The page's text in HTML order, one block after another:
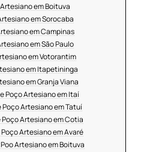
em Boituva
em Sorocaba
em Campinas
em São Paulo
em Votorantim
em Itapetininga
em Granja Viana
Poço Artesiano em Itaí
Poço Artesiano em Tatuí
Artesiano em Cotia
Artesiano em Avaré
Artesiano em Boituva